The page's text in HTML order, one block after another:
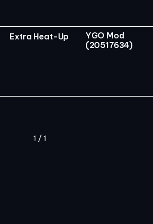
Extra Heat-Up
YGO Mod
(20517634)
1 / 1